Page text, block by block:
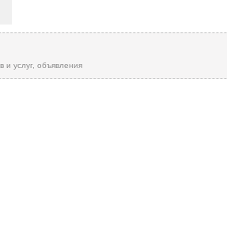
и услуг, объявления